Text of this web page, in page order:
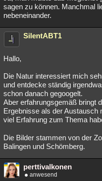
sagen zu können. Manchmal
nebeneinander.
SilentABT1
Hallo,
Die Natur interessiert mich
und entdecke ständig
schon danach gegoogelt.
Aber erfahrungsgemäß bringt
Ergebnisse als der
viel Erfahrung zum Thema
Die Bilder stammen von der
Balingen und Schömberg.
perttivalkonen
anwesend